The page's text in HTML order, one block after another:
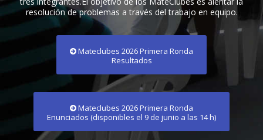
resolución de problemas a través del trabajo en equipo.
Mateclubes 2026 Primera Ronda
Resultados
Mateclubes 2026 Primera Ronda
Enunciados (disponibles el 9 de junio a las 14 h)